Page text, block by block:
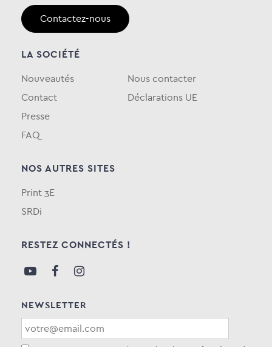
Contactez-nous
LA SOCIÉTÉ
Nouveautés
Contact
Presse
FAQ
Nous contacter
Déclarations UE
NOS AUTRES SITES
Print 3E
SRDi
RESTEZ CONNECTÉS !
NEWSLETTER